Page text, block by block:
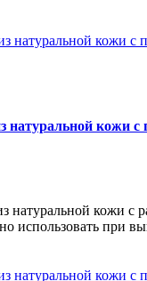
натуральной кожи с
натуральной кожи с
использовать при